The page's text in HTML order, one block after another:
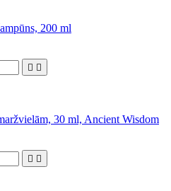
200 ml
 
30 ml, Ancient Wisdom
 